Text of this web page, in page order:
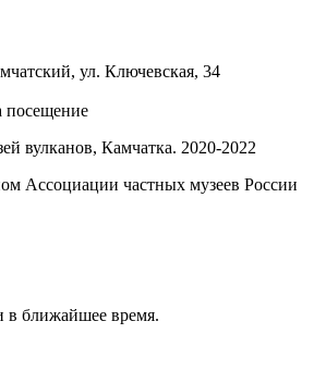
ул. Ключевская, 34
посещение
вулканов, Камчатка. 2020-2022
Ассоциации частных музеев России
ближайшее время.